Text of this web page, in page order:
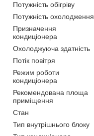
Потужність обігріву
Потужність охолодження
Призначення
кондиціонера
Охолоджуюча здатність
Потік повітря
Режим роботи
кондиціонера
Рекомендована площа
приміщення
Стан
Тип внутрішнього блоку